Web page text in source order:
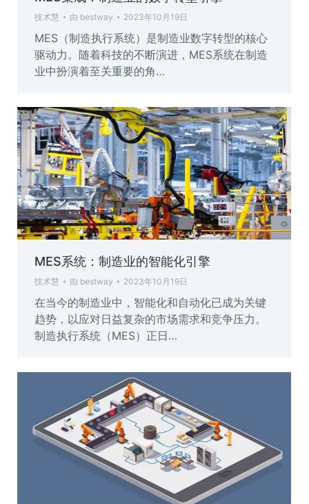
技术慧 由 bestway 2023年10月19日
MES（制造执行系统）是制造业数字转型的核心
驱动力。随着科技的不断演进，MES系统在制造
业中扮演着至关重要的角…
MES系统：制造业的智能化引擎
技术慧 由 bestway 2023年10月19日
在当今的制造业中，智能化和自动化已成为关键
趋势，以应对日益复杂的市场需求和竞争压力。
制造执行系统（MES）正日…